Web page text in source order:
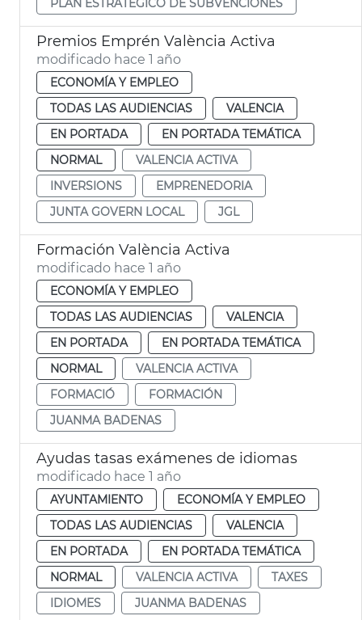
Premios Emprén València Activa
modificado hace 1 año
ECONOMÍA Y EMPLEO
TODAS LAS AUDIENCIAS
VALENCIA
EN PORTADA
EN PORTADA TEMÁTICA
NORMAL
VALENCIA ACTIVA
INVERSIONS
EMPRENEDORIA
JUNTA GOVERN LOCAL
JGL
Formación València Activa
modificado hace 1 año
ECONOMÍA Y EMPLEO
TODAS LAS AUDIENCIAS
VALENCIA
EN PORTADA
EN PORTADA TEMÁTICA
NORMAL
VALENCIA ACTIVA
FORMACIÓ
FORMACIÓN
JUANMA BADENAS
Ayudas tasas exámenes de idiomas
modificado hace 1 año
AYUNTAMIENTO
ECONOMÍA Y EMPLEO
TODAS LAS AUDIENCIAS
VALENCIA
EN PORTADA
EN PORTADA TEMÁTICA
NORMAL
VALENCIA ACTIVA
TAXES
IDIOMES
JUANMA BADENAS